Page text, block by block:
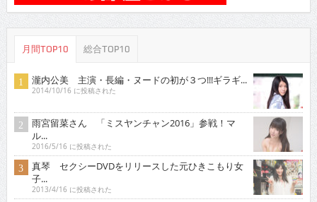
月間TOP10 総合TOP10
瀧内公美 主演・長編・ヌードの初が３つ!!!ギラギ...
2014/10/16 に投稿された
雨宮留菜さん 「ミスヤンチャン2016」参戦！マ
ル...
2016/5/16 に投稿された
真琴 セクシーDVDをリリースした元ひきこもり女
子...
2013/4/16 に投稿された